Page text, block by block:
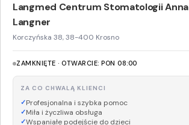
Langmed Centrum Stomatologii Anna
Langner
Korczyńska 38, 38-400 Krosno
ZAMKNIĘTE · OTWARCIE: PON 08:00
ZA CO CHWALĄ KLIENCI
Profesjonalna i szybka pomoc
Miła i życzliwa obsługa
Wspaniałe podejście do dzieci